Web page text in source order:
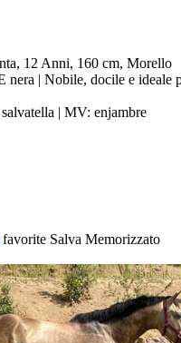
12 Anni, 160 cm, Morello
| Nobile, docile e ideale
| MV: enjambre
favorite Salva Memorizzato